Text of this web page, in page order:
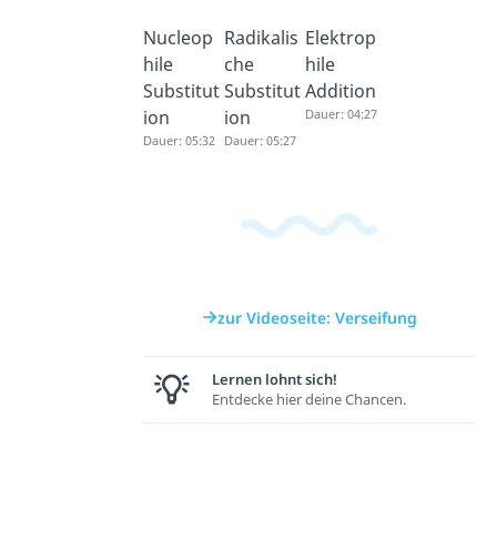
Nucleop
hile
Substitut
ion
Dauer: 05:32
Radikalis
che
Substitut
ion
Dauer: 05:27
Elektrop
hile
Addition
Dauer: 04:27
zur Videoseite: Verseifung
Lernen lohnt sich!
Entdecke hier deine Chancen.